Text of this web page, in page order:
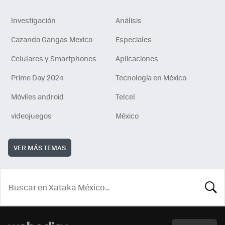
Investigación
Análisis
Cazando Gangas Mexico
Especiales
Celulares y Smartphones
Aplicaciones
Prime Day 2024
Tecnología en México
Móviles android
Telcel
videojuegos
México
VER MÁS TEMAS